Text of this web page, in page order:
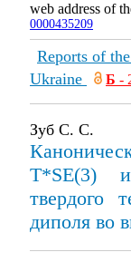
web address of
0000435209
Reports of
Ukraine
Б -
Зуб С. С.
T*SE(3) и
твердого
диполя во